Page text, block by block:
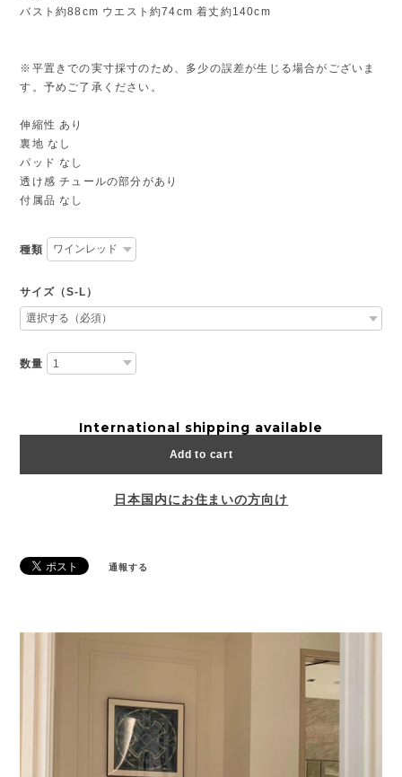
バスト約88cm ウエスト約74cm 着丈約140cm
※平置きでの実寸採寸のため、多少の誤差が生じる場合がございま
す。予めご了承ください。
伸縮性 あり
裏地 なし
パッド なし
透け感 チュールの部分があり
付属品 なし
種類
サイズ（S-L）
数量
International shipping available
Add to cart
日本国内にお住まいの方向け
通報する